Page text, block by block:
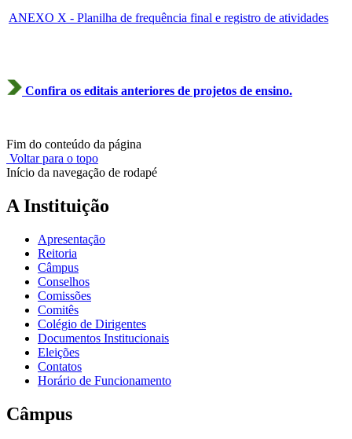
ANEXO X - Planilha de frequência final e registro de atividades
Confira os editais anteriores de projetos de ensino.
Fim do conteúdo da página
Voltar para o topo
Início da navegação de rodapé
A Instituição
Apresentação
Reitoria
Câmpus
Conselhos
Comissões
Comitês
Colégio de Dirigentes
Documentos Institucionais
Eleições
Contatos
Horário de Funcionamento
Câmpus